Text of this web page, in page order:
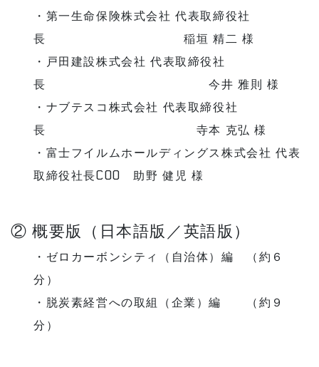
・第一生命保険株式会社 代表取締役社
長 稲垣 精二 様
・戸田建設株式会社 代表取締役社
長 今井 雅則 様
・ナブテスコ株式会社 代表取締役社
長 寺本 克弘 様
・富士フイルムホールディングス株式会社 代表
取締役社長COO 助野 健児 様
② 概要版（日本語版／英語版）
・ゼロカーボンシティ（自治体）編 （約６
分）
・脱炭素経営への取組（企業）編 （約９
分）